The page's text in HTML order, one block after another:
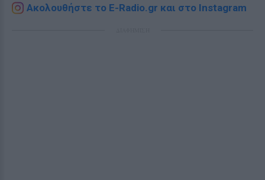
Ακολουθήστε το E-Radio.gr και στο Instagram